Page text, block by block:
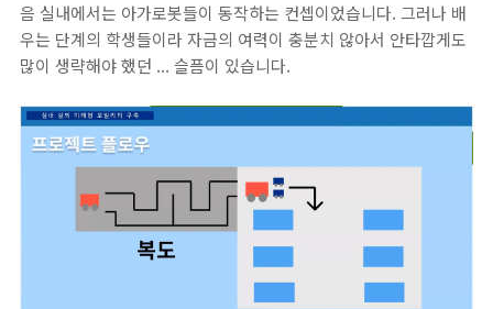
음 실내에서는 아가로봇들이 동작하는 컨셉이었습니다. 그러나 배
우는 단계의 학생들이라 자금의 여력이 충분치 않아서 안타깝게도
많이 생략해야 했던 ... 슬픔이 있습니다.